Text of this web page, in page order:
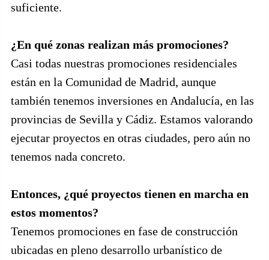
suficiente.
¿En qué zonas realizan más promociones?
Casi todas nuestras promociones residenciales
están en la Comunidad de Madrid, aunque
también tenemos inversiones en Andalucía, en las
provincias de Sevilla y Cádiz. Estamos valorando
ejecutar proyectos en otras ciudades, pero aún no
tenemos nada concreto.
Entonces, ¿qué proyectos tienen en marcha en
estos momentos?
Tenemos promociones en fase de construcción
ubicadas en pleno desarrollo urbanístico de